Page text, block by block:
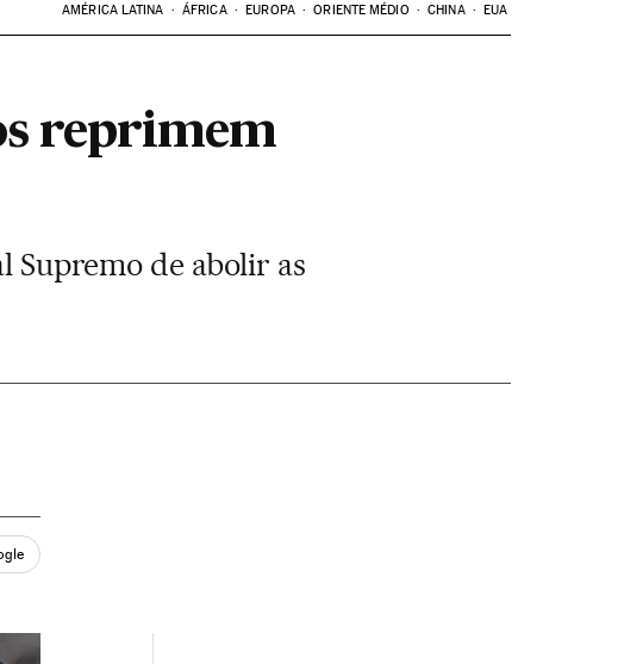
AMÉRICA LATINA ÁFRICA EUROPA ORIENTE MÉDIO CHINA EUA
reprimem
Supremo de abolir as